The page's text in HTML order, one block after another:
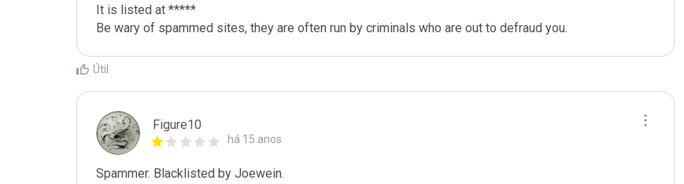
It is listed at *****
Be wary of spammed sites, they are often run by criminals who are out to defraud you.
Útil
Figure10
há 15 anos
Spammer. Blacklisted by Joewein.